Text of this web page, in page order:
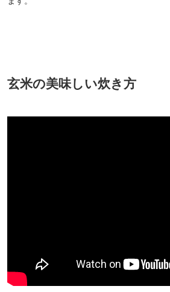
玄米の美味しい炊き方